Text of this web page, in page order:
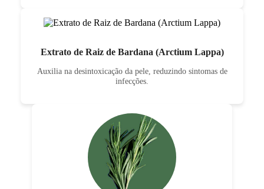
Extrato de Raiz de Bardana (Arctium Lappa)
Auxilia na desintoxicação da pele, reduzindo sintomas de
infecções.